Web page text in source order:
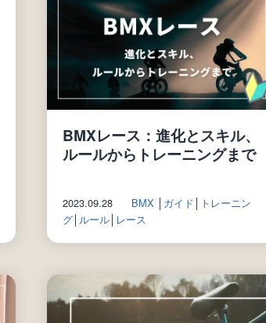
BMXレース：進化とスキル、
ルールからトレーニングまで
2023.09.28 BMX ガイド
トレーニン
グ ルール レース